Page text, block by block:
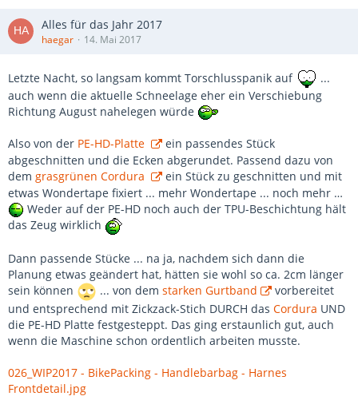
Alles für das Jahr 2017
haegar 14. Mai 2017
Letzte Nacht, so langsam kommt Torschlusspanik auf
...
auch wenn die aktuelle Schneelage eher ein Verschiebung
Richtung August nahelegen würde
Also von der PE-HD-Platte
ein passendes Stück
abgeschnitten und die Ecken abgerundet. Passend dazu von
dem grasgrünen Cordura
ein Stück zu geschnitten und mit
etwas Wondertape fixiert ... mehr Wondertape ... noch mehr …
Weder auf der PE-HD noch auch der TPU-Beschichtung hält
das Zeug wirklich
Dann passende Stücke ... na ja, nachdem sich dann die
Planung etwas geändert hat, hätten sie wohl so ca. 2cm länger
sein können
... von dem starken Gurtband
vorbereitet
und entsprechend mit Zickzack-Stich DURCH das Cordura UND
die PE-HD Platte festgesteppt. Das ging erstaunlich gut, auch
wenn die Maschine schon ordentlich arbeiten musste.
026_WIP2017 - BikePacking - Handlebarbag - Harnes
Frontdetail.jpg